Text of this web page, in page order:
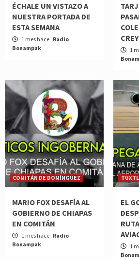
ÉCHALE UN VISTAZO A
NUESTRA PORTADA DE
ESTA SEMANA
1 mes hace Radio
Bonampak
1
COMITÁN DE DOMÍNGUEZ
MARIO FOX DESAFÍA AL
GOBIERNO DE CHIAPAS
EN COMITÁN
1 mes hace Radio
Bonampak
EL
1